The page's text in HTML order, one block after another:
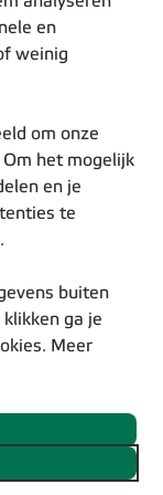
en
weinig
om onze
het mogelijk
en je
te
buiten
klikken ga je
Meer